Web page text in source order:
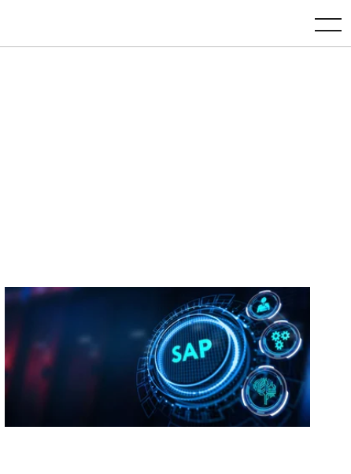
toggle navigation